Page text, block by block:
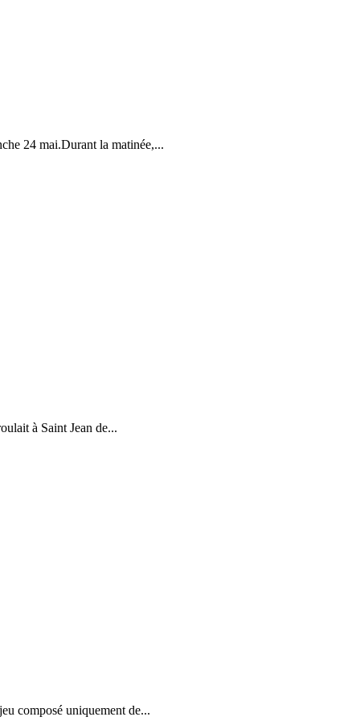
24 mai.Durant la matinée,...
à Saint Jean de...
composé uniquement de...